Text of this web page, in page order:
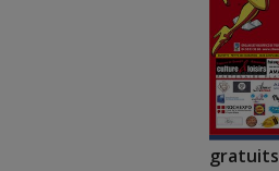
gratuits